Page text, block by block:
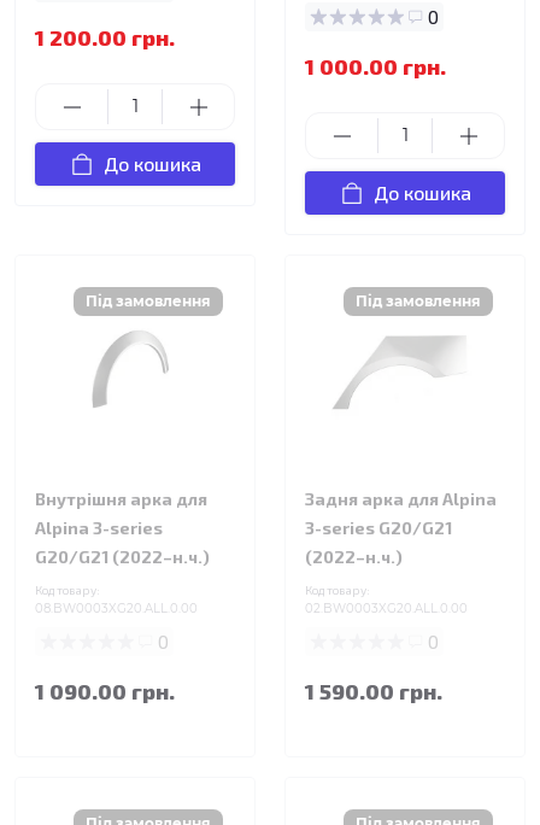
1 200.00 грн.
До кошика
0
1 000.00 грн.
До кошика
Внутрішня арка для
Alpina 3-series
G20/G21 (2022–н.ч.)
Код товару:
08.BW0003XG20.ALL.0.00
0
1 090.00 грн.
Задня арка для Alpina
3-series G20/G21
(2022–н.ч.)
Код товару:
02.BW0003XG20.ALL.0.00
0
1 590.00 грн.